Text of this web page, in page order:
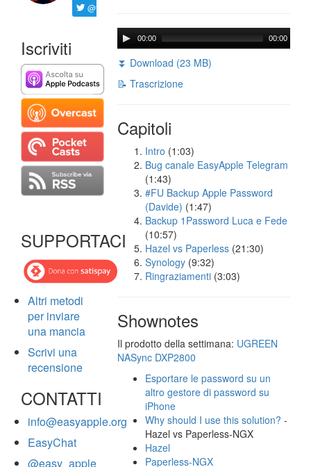
@ftrava
Iscriviti
SUPPORTACI
Altri metodi
per inviare
una mancia
Scrivi una
recensione
CONTATTI
info@easyapple.org
EasyChat
@easy_apple
00:00 00:00
⏬ Download (23 MB)
📝 Trascrizione
Capitoli
Intro (1:03)
Bug canale EasyApple Telegram
(1:43)
#FU Backup Apple Password
(Davide) (1:47)
Backup 1Password Luca e Fede
(10:57)
Hazel vs Paperless (21:30)
Synology (9:32)
Ringraziamenti (3:03)
Shownotes
Il prodotto della settimana: UGREEN
NASync DXP2800
Esportare le password su un
altro gestore di password su
iPhone
Why should I use this solution? -
Hazel vs Paperless-NGX
Hazel
Paperless-NGX